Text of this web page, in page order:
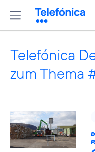
Telefónica
zum Thema